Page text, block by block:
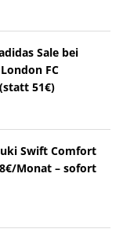
Sale bei
FC
51€)
Swift Comfort
Monat – sofort